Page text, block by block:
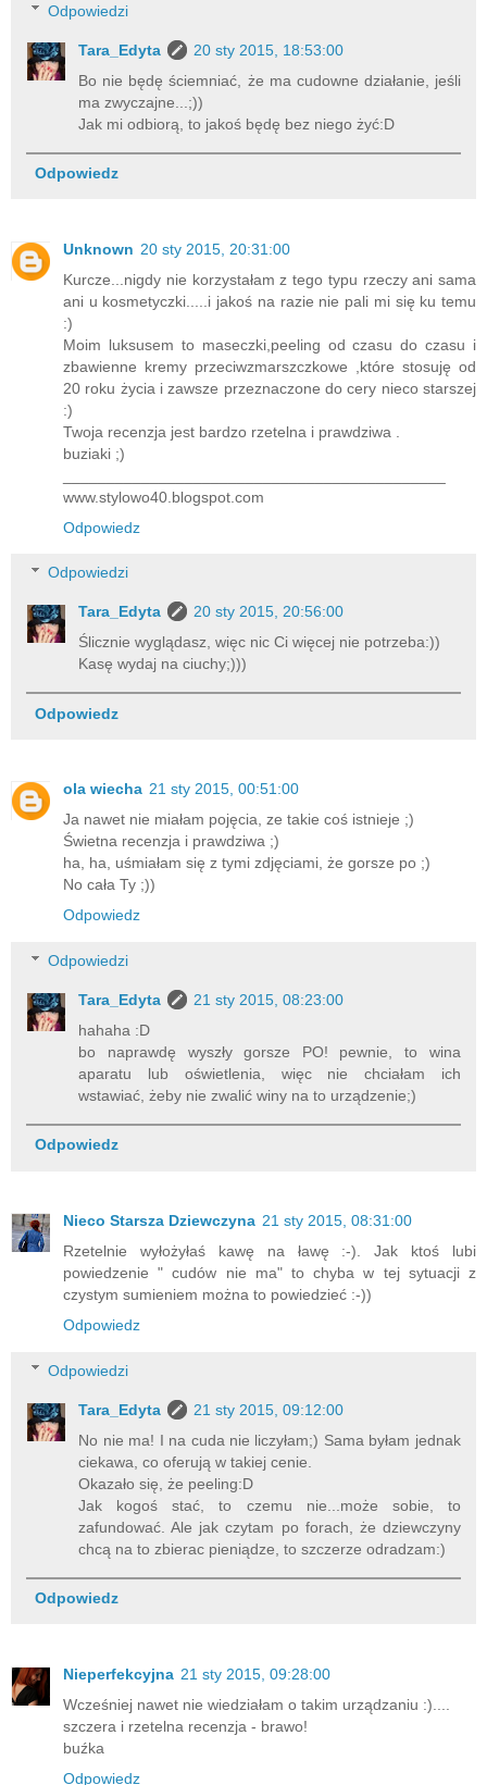
Odpowiedzi
Tara_Edyta
20 sty 2015, 18:53:00
Bo nie będę ściemniać, że ma cudowne działanie, jeśli
ma zwyczajne...;))
Jak mi odbiorą, to jakoś będę bez niego żyć:D
Odpowiedz
Unknown 20 sty 2015, 20:31:00
Kurcze...nigdy nie korzystałam z tego typu rzeczy ani sama
ani u kosmetyczki.....i jakoś na razie nie pali mi się ku temu
:)
Moim luksusem to maseczki,peeling od czasu do czasu i
zbawienne kremy przeciwzmarszczkowe ,które stosuję od
20 roku życia i zawsze przeznaczone do cery nieco starszej
:)
Twoja recenzja jest bardzo rzetelna i prawdziwa .
buziaki ;)
www.stylowo40.blogspot.com
Odpowiedz
Odpowiedzi
Tara_Edyta
20 sty 2015, 20:56:00
Ślicznie wyglądasz, więc nic Ci więcej nie potrzeba:))
Kasę wydaj na ciuchy;)))
Odpowiedz
ola wiecha 21 sty 2015, 00:51:00
Ja nawet nie miałam pojęcia, ze takie coś istnieje ;)
Świetna recenzja i prawdziwa ;)
ha, ha, uśmiałam się z tymi zdjęciami, że gorsze po ;)
No cała Ty ;))
Odpowiedz
Odpowiedzi
Tara_Edyta
21 sty 2015, 08:23:00
hahaha :D
bo naprawdę wyszły gorsze PO! pewnie, to wina
aparatu lub oświetlenia, więc nie chciałam ich
wstawiać, żeby nie zwalić winy na to urządzenie;)
Odpowiedz
Nieco Starsza Dziewczyna 21 sty 2015, 08:31:00
Rzetelnie wyłożyłaś kawę na ławę :-). Jak ktoś lubi
powiedzenie " cudów nie ma" to chyba w tej sytuacji z
czystym sumieniem można to powiedzieć :-))
Odpowiedz
Odpowiedzi
Tara_Edyta
21 sty 2015, 09:12:00
No nie ma! I na cuda nie liczyłam;) Sama byłam jednak
ciekawa, co oferują w takiej cenie.
Okazało się, że peeling:D
Jak kogoś stać, to czemu nie...może sobie, to
zafundować. Ale jak czytam po forach, że dziewczyny
chcą na to zbierac pieniądze, to szczerze odradzam:)
Odpowiedz
Nieperfekcyjna 21 sty 2015, 09:28:00
Wcześniej nawet nie wiedziałam o takim urządzaniu :)....
szczera i rzetelna recenzja - brawo!
buźka
Odpowiedz